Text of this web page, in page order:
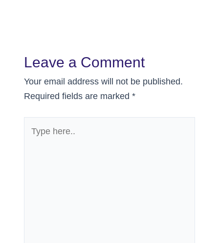
Leave a Comment
Your email address will not be published.
Required fields are marked *
here..